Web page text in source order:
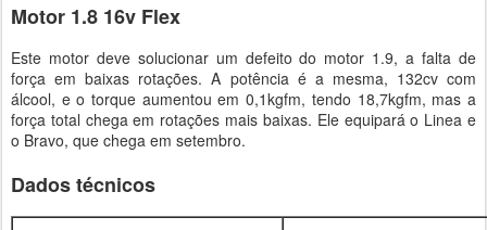
Motor 1.8 16v Flex
Este motor deve solucionar um defeito do motor 1.9, a falta de
força em baixas rotações. A potência é a mesma, 132cv com
álcool, e o torque aumentou em 0,1kgfm, tendo 18,7kgfm, mas a
força total chega em rotações mais baixas. Ele equipará o Linea e
o Bravo, que chega em setembro.
Dados técnicos